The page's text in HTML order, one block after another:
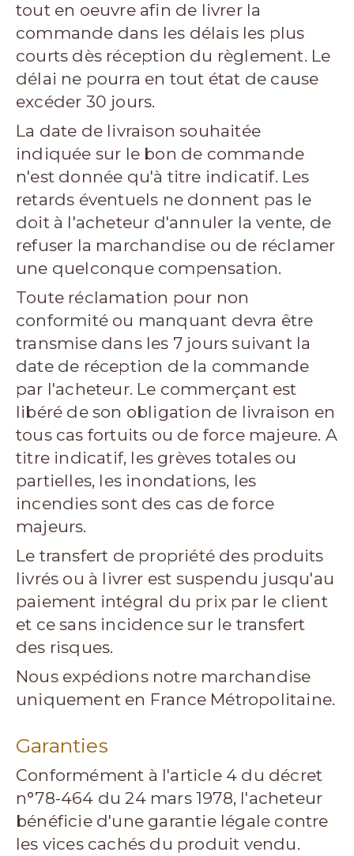
tout en oeuvre afin de livrer la
commande dans les délais les plus
courts dès réception du règlement. Le
délai ne pourra en tout état de cause
excéder 30 jours.
La date de livraison souhaitée
indiquée sur le bon de commande
n'est donnée qu'à titre indicatif. Les
retards éventuels ne donnent pas le
doit à l'acheteur d'annuler la vente, de
refuser la marchandise ou de réclamer
une quelconque compensation.
Toute réclamation pour non
conformité ou manquant devra être
transmise dans les 7 jours suivant la
date de réception de la commande
par l'acheteur. Le commerçant est
libéré de son obligation de livraison en
tous cas fortuits ou de force majeure. A
titre indicatif, les grèves totales ou
partielles, les inondations, les
incendies sont des cas de force
majeurs.
Le transfert de propriété des produits
livrés ou à livrer est suspendu jusqu'au
paiement intégral du prix par le client
et ce sans incidence sur le transfert
des risques.
Nous expédions notre marchandise
uniquement en France Métropolitaine.
Garanties
Conformément à l'article 4 du décret
n°78-464 du 24 mars 1978, l'acheteur
bénéficie d'une garantie légale contre
les vices cachés du produit vendu.